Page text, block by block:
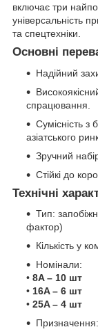
включає три
універсальність
та спецтехніки.
Основні
Надійний
спрацювання.
Сумісність з
азіатського
Зручний
Стійкі до
Технічні
Тип:
фактор)
Кількість у
Номінали:
• 8A – 10 шт
• 16A – 6 шт
• 25A – 4 шт